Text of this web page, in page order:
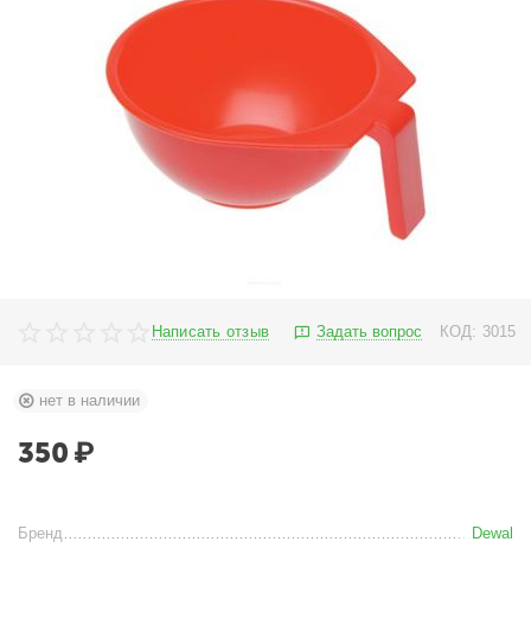
Написать отзыв Задать вопрос КОД: 3015
нет в наличии
350 ₽
Бренд Dewal